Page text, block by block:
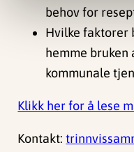
behov for
Hvilke faktorer
hemme bruken
kommunale
Klikk her for å lese
Kontakt: